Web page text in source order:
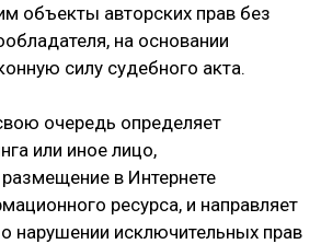
объекты авторских прав без
на основании
силу судебного акта.
очередь определяет
или иное лицо,
в Интернете
ресурса, и направляет
нарушении исключительных прав